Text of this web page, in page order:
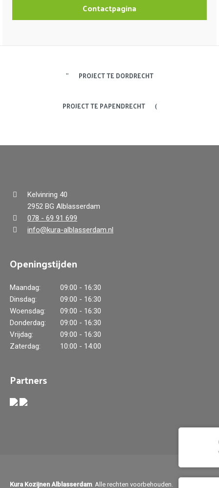
Contactpagina
PROJECT TE DORDRECHT
PROJECT TE PAPENDRECHT
Kelvinring 40
2952 BG Alblasserdam
078 - 69 91 699
info@kura-alblasserdam.nl
Openingstijden
Maandag:
09:00 - 16:30
Dinsdag:
09:00 - 16:30
Woensdag:
09:00 - 16:30
Donderdag:
09:00 - 16:30
Vrijdag:
09:00 - 16:30
Zaterdag:
10:00 - 14:00
Partners
Kura Kozijnen Alblasserdam. Alle rechten voorbehouden.